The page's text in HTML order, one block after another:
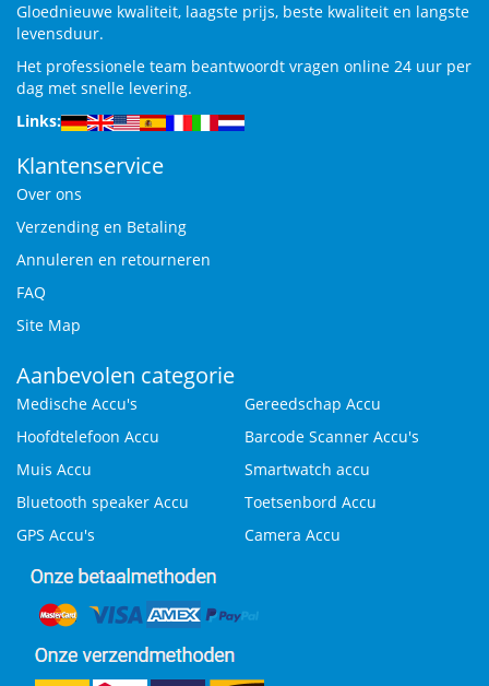
Gloednieuwe kwaliteit, laagste prijs, beste kwaliteit en langste
levensduur.
Het professionele team beantwoordt vragen online 24 uur per
dag met snelle levering.
Links:
Klantenservice
Over ons
Verzending en Betaling
Annuleren en retourneren
FAQ
Site Map
Aanbevolen categorie
Medische Accu's
Gereedschap Accu
Hoofdtelefoon Accu
Barcode Scanner Accu's
Muis Accu
Smartwatch accu
Bluetooth speaker Accu
Toetsenbord Accu
GPS Accu's
Camera Accu